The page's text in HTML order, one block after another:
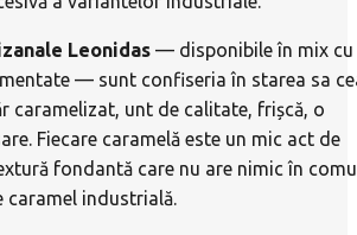
Leonidas — disponibile în mix cu
— sunt confiseria în starea sa
caramelizat, unt de calitate, frișcă, o
Fiecare caramelă este un mic act de
fondantă care nu are nimic în
caramel industrială.